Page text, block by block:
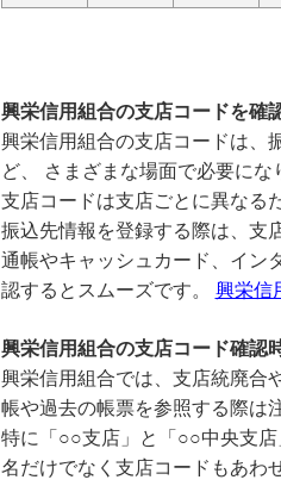
興栄信用組合の支店コードを確
興栄信用組合の支店コードは、
ど、 さまざまな場面で必要にな
支店コードは支店ごとに異なる
振込先情報を登録する際は、支
通帳やキャッシュカード、イン
認するとスムーズです。 興栄信
興栄信用組合の支店コード確認
興栄信用組合では、支店統廃合
帳や過去の帳票を参照する際は
特に「○○支店」と「○○中央支
名だけでなく支店コードもあわ